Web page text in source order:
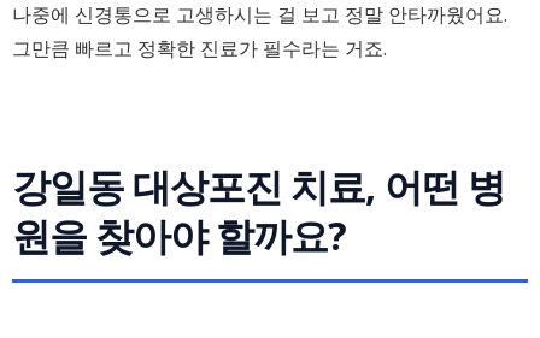
나중에 신경통으로 고생하시는 걸 보고 정말 안타까웠어요.
그만큼 빠르고 정확한 진료가 필수라는 거죠.
강일동 대상포진 치료, 어떤 병
원을 찾아야 할까요?